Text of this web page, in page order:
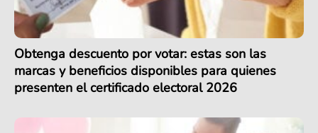
Obtenga descuento por votar: estas son las
marcas y beneficios disponibles para quienes
presenten el certificado electoral 2026